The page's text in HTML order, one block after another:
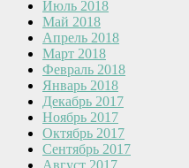
Июль 2018
Май 2018
Апрель 2018
Март 2018
Февраль 2018
Январь 2018
Декабрь 2017
Ноябрь 2017
Октябрь 2017
Сентябрь 2017